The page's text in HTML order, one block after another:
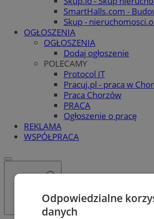
SmartHalls.com -
Skup -
OGŁOSZENIA
OGŁOSZENIA
Dodaj ogłoszenie
POLECAMY
Protocol IT
Pracuj.pl - praca w
Praca Chorzów
PRACA
Ogłoszenie o pracę
REKLAMA
WSPÓŁPRACA
Odpowiedzialne
danych